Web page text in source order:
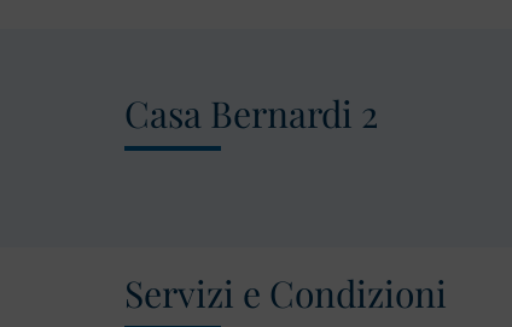
Casa Bernardi 2
Servizi e Condizioni